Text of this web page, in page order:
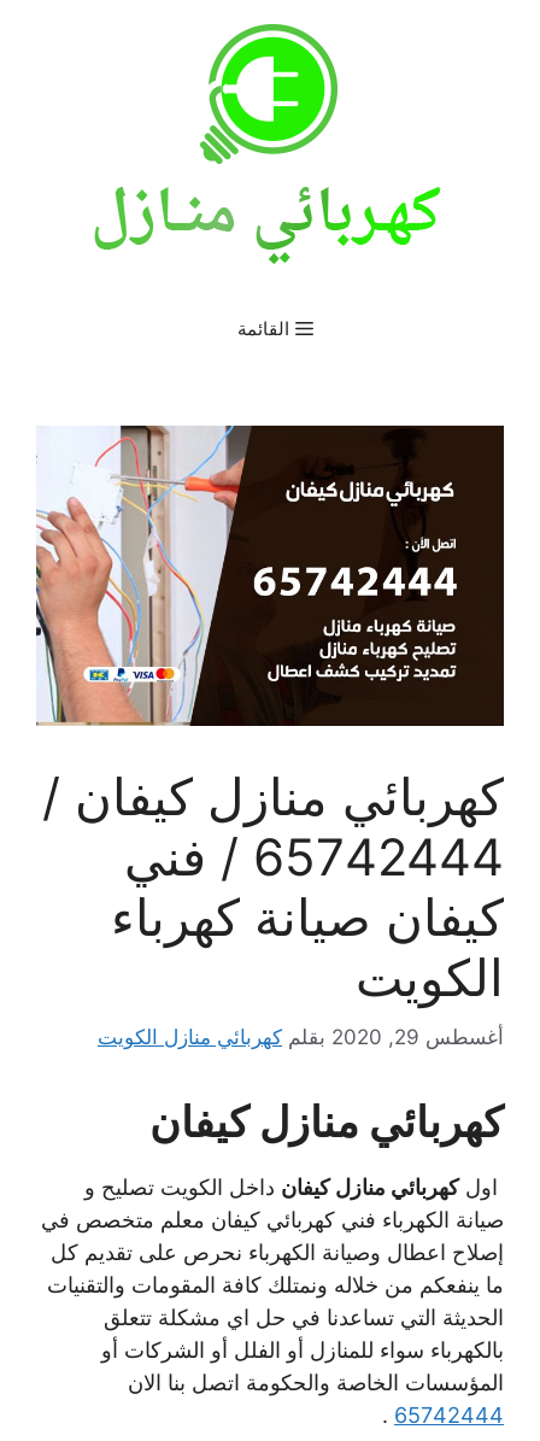
القائمة
كهربائي منازل كيفان /
65742444 / فني
كيفان صيانة كهرباء
الكويت
أغسطس 29, 2020 بقلم كهربائي منازل الكويت
كهربائي منازل كيفان
اولكهربائي منازل كيفان داخل الكويت تصليح و
صيانة الكهرباء فني كهربائي كيفان معلم متخصص في
إصلاح اعطال وصيانة الكهرباء نحرص على تقديم كل
ما ينفعكم من خلاله ونمتلك كافة المقومات والتقنيات
الحديثة التي تساعدنا في حل اي مشكلة تتعلق
بالكهرباء سواء للمنازل أو الفلل أو الشركات أو
المؤسسات الخاصة والحكومة اتصل بنا الان
65742444
.